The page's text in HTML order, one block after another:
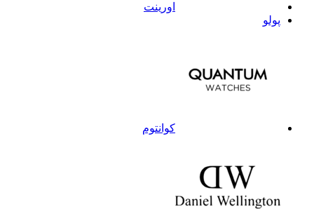
اورینت
پولو
کوانتوم